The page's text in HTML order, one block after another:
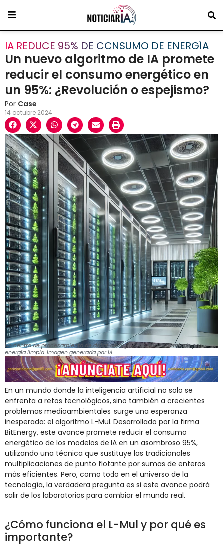
IA REDUCE 95% DE CONSUMO DE ENERGÍA
Un nuevo algoritmo de IA promete
reducir el consumo energético en
un 95%: ¿Revolución o espejismo?
Por Case
14 octubre 2024
Un centro de procesamiento de datos de bajo consumo alimentado por
energía limpia. Imagen generada por IA.
En un mundo donde la inteligencia artificial no solo se
enfrenta a retos tecnológicos, sino también a crecientes
problemas medioambientales, surge una esperanza
inesperada: el algoritmo L-Mul. Desarrollado por la firma
BitEnergy, este avance promete reducir el consumo
energético de los modelos de IA en un asombroso 95%,
utilizando una técnica que sustituye las tradicionales
multiplicaciones de punto flotante por sumas de enteros
más eficientes. Pero, como todo en el universo de la
tecnología, la verdadera pregunta es si este avance podrá
salir de los laboratorios para cambiar el mundo real.
¿Cómo funciona el L-Mul y por qué es
importante?